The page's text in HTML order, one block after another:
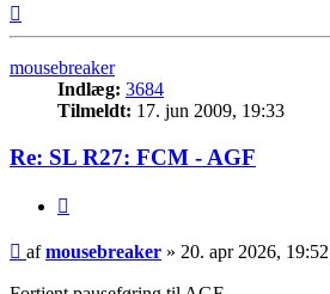
mousebreaker
Indlæg: 3684
Tilmeldt: 17. jun 2009, 19:33
Re: SL R27: FCM - AGF
Indlæg
afmousebreaker » 20. apr 2026, 19:52